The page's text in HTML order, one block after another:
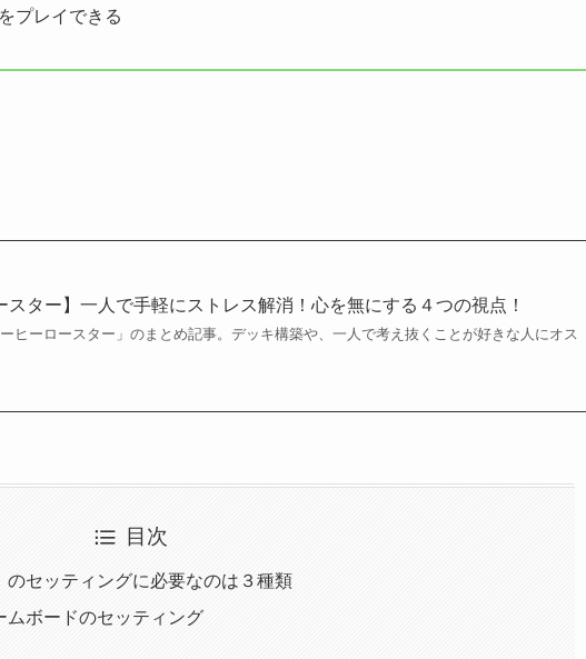
プレイできる
スター】一人で手軽にストレス解消！心を無にする４つの視点！
ヒーロースター」のまとめ記事。デッキ構築や、一人で考え抜くことが好きな人にオス
目次
セッティングに必要なのは３種類
ボードのセッティング